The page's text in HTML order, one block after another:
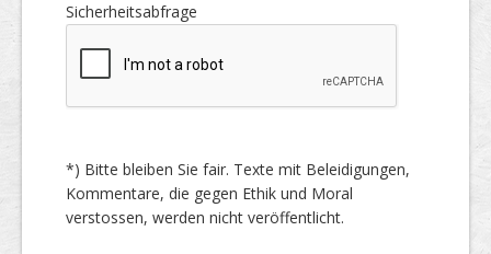
Sicherheitsabfrage
*) Bitte bleiben Sie fair. Texte mit Beleidigungen,
Kommentare, die gegen Ethik und Moral
verstossen, werden nicht veröffentlicht.